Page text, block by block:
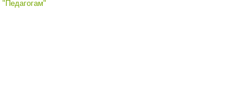
"Педагогам"